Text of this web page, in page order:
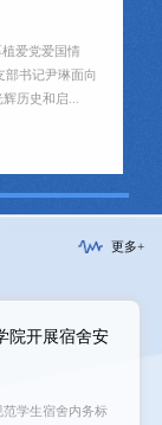
爱党爱国情
部书记尹琳面向
历史和启...
更多+
院开展宿舍安
学生宿舍内务标